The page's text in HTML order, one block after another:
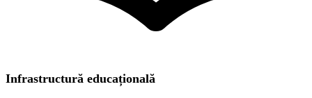
Infrastructură educațională